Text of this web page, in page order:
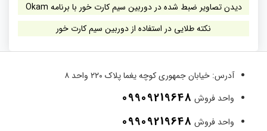
دیدن تصاویر ضبط شده در دوربین سیم کارت خور با برنامه Okam
نکته طلایی در استفاده از دوربین سیم کارت خور
آدرس: خیابان جمهوری کوچه یغما پلاک ۲۲۰ واحد ۸
واحد فروش 09909219648
واحد فروش 09909219648